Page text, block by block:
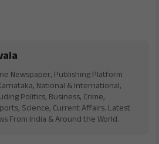
Newspaper, Publishing Platform
National & International,
Politics, Business, Crime,
Science, Current Affairs. Latest
From India & Around the World.